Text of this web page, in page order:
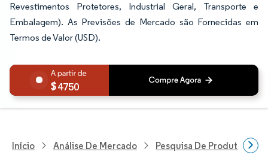
Revestimentos Protetores, Industrial Geral, Transporte e
Embalagem). As Previsões de Mercado são Fornecidas em
Termos de Valor (USD).
4750
Início Análise De Mercado Pesquisa De Produtos